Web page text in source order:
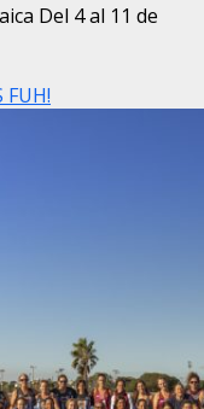
Del 4 al 11 de
FUH!